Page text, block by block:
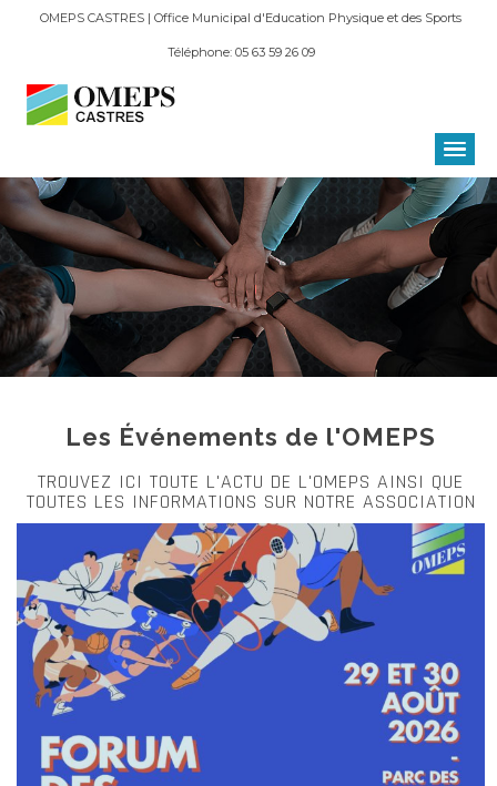
OMEPS CASTRES | Office Municipal d'Education Physique et des Sports
Téléphone: 05 63 59 26 09
Les Événements de l'OMEPS
TROUVEZ ICI TOUTE L'ACTU DE L'OMEPS AINSI QUE
TOUTES LES INFORMATIONS SUR NOTRE ASSOCIATION